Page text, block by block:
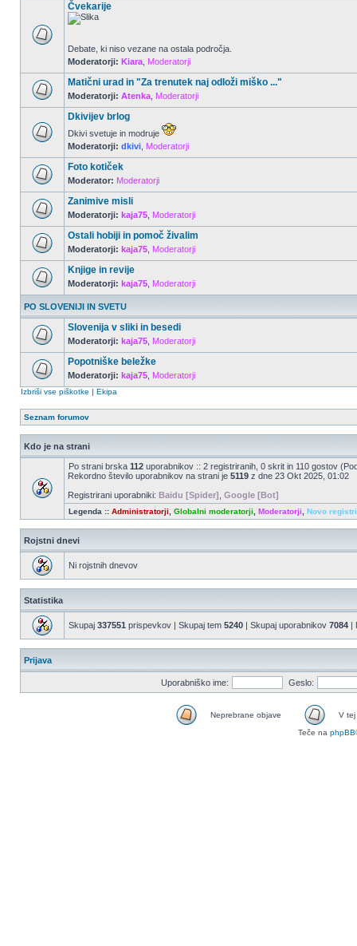
Čvekarije
Debate, ki niso vezane na ostala področja.
Moderatorji: Kiara Moderatorji
Matični urad in "Za trenutek naj odloži miško ..."
Moderatorji: Atenka Moderatorji
Dkivijev brlog
Dkivi svetuje in modruje
Moderatorji: dkivi Moderatorji
Foto kotiček
Moderator: Moderatorji
Zanimive misli
Moderatorji: kaja75 Moderatorji
Ostali hobiji in pomoč živalim
Moderatorji: kaja75 Moderatorji
Knjige in revije
Moderatorji: kaja75 Moderatorji
PO SLOVENIJI IN SVETU
Slovenija v sliki in besedi
Moderatorji: kaja75 Moderatorji
Popotniške beležke
Moderatorji: kaja75 Moderatorji
Izbriši vse piškotke | Ekipa
Seznam forumov
Kdo je na strani
Po strani brska 112 uporabnikov :: 2 registriranih, 0 skrit in 110 gostov
Rekordno število uporabnikov na strani je 5119 z dne 23 Okt 2025, 01:02
Registrirani uporabniki: Baidu [Spider] Google [Bot]
Legenda :: Administratorji Globalni moderatorji Moderatorji Novo
Rojstni dnevi
Ni rojstnih dnevov
Statistika
Skupaj 337551 prispevkov | Skupaj tem 5240 | Skupaj uporabnikov 7084 |
Prijava
Uporabniško ime: Geslo:
Neprebrane objave
V tej
Teče na phpBB